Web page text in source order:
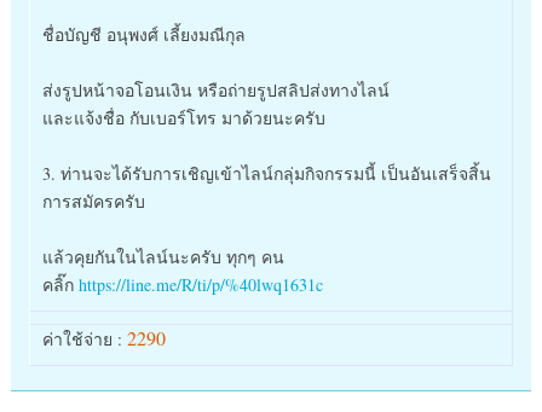
ชื่อบัญชี อนุพงศ์ เลี้ยงมณีกุล
ส่งรูปหน้าจอโอนเงิน หรือถ่ายรูปสลิปส่งทางไลน์
และแจ้งชื่อ กับเบอร์โทร มาด้วยนะครับ
3. ท่านจะได้รับการเชิญเข้าไลน์กลุ่มกิจกรรมนี้ เป็นอันเสร็จสิ้น
การสมัครครับ
แล้วคุยกันในไลน์นะครับ ทุกๆ คน
คลิ๊ก https://line.me/R/ti/p/%40lwq1631c
ค่าใช้จ่าย : 2290